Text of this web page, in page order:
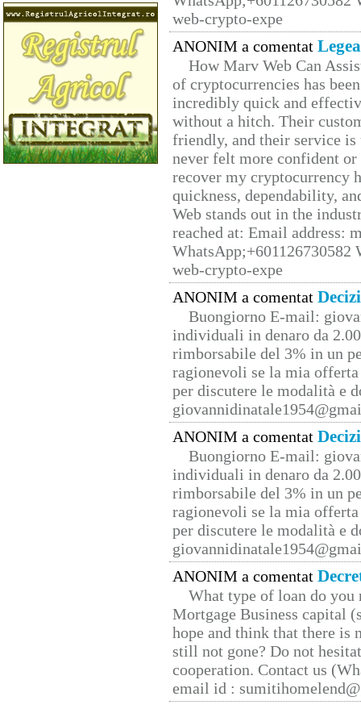
web-crypto-expe
ANONIM a comentat
How Marv Web Can
of cryptocurrencies has
incredibly quick and
without a hitch. Their
friendly, and their service
never felt more confident
recover my cryptocurrency
quickness, dependability,
Web stands out in the
reached at: Email address:
web-crypto-expe
ANONIM a comentat
Buongiorno E-mail:
individuali in denaro da
rimborsabile del 3% in un
ragionevoli se la mia
per discutere le modalità e
ANONIM a comentat
Buongiorno E-mail:
individuali in denaro da
rimborsabile del 3% in un
ragionevoli se la mia
per discutere le modalità e
ANONIM a comentat
What type of loan do you
Mortgage Business capital
hope and think that there is
still not gone? Do not
cooperation. Contact us
email id :